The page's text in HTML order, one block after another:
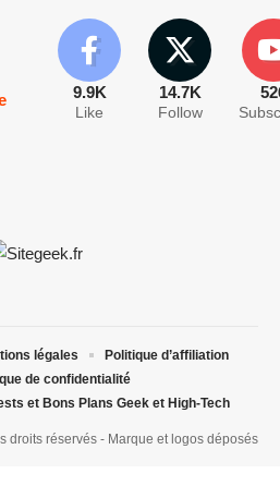
9.9K
Like
14.7K
Follow
droits réservés - Marque et logos déposés
légales
Politique d’affiliation
de confidentialité
et Bons Plans Geek et High-Tech